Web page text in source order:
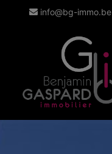
info@bg-immo.be